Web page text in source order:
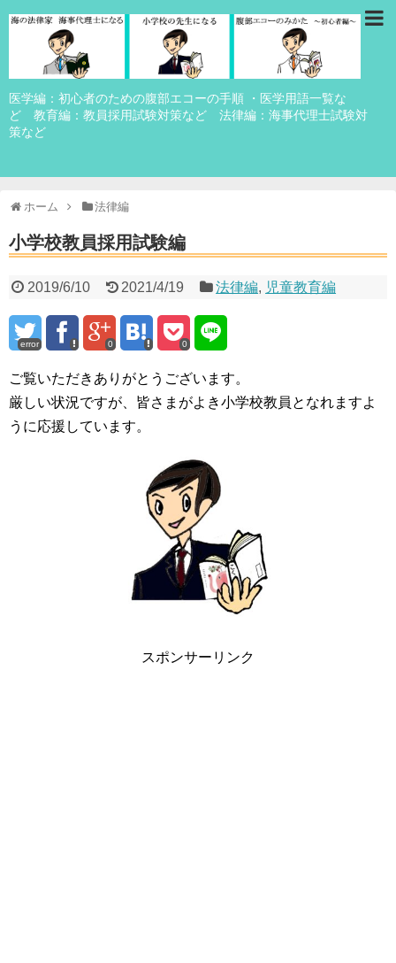
医学編：初心者のための腹部エコーの手順 ・医学用語一覧な
ど 教育編：教員採用試験対策など 法律編：海事代理士試験対
策など
ホーム 法律編
小学校教員採用試験編
2019/6/10 2021/4/19 法律編, 児童教育編
error 0 0
ご覧いただきありがとうございます。
厳しい状況ですが、皆さまがよき小学校教員となれますよ
うに応援しています。
スポンサーリンク